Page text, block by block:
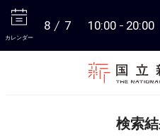
カレンダー
8 7 10:00 20:00
検索